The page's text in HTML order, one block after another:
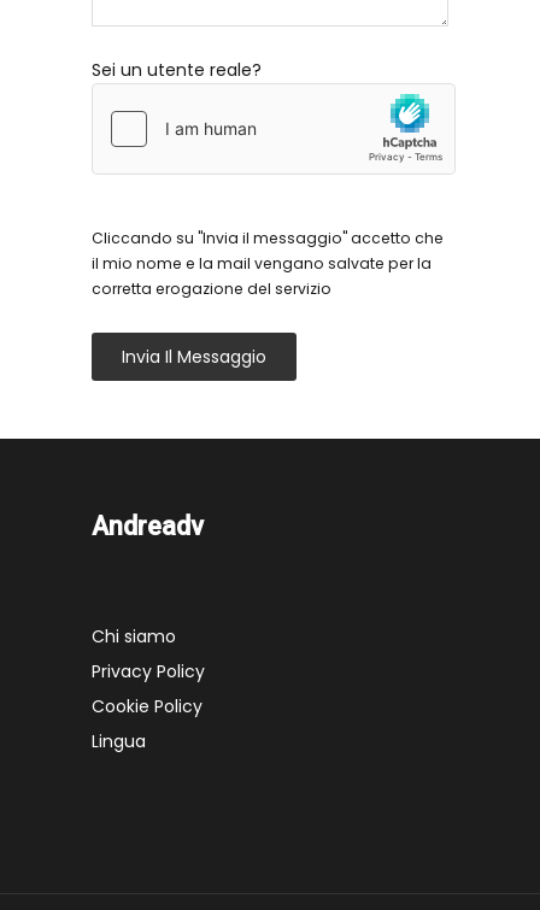
Sei un utente reale?
Cliccando su "Invia il messaggio" accetto che
il mio nome e la mail vengano salvate per la
corretta erogazione del servizio
Invia Il Messaggio
Andreadv
Chi siamo
Privacy Policy
Cookie Policy
Lingua